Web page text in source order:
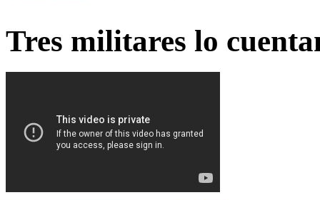
Tres militares lo